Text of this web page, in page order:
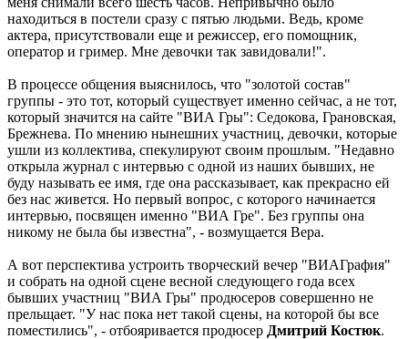
находиться в постели сразу с пятью людьми. Ведь, кроме
актера, присутствовали еще и режиссер, его помощник,
оператор и гример. Мне девочки так завидовали!".
В процессе общения выяснилось, что "золотой состав"
группы - это тот, который существует именно сейчас, а не тот,
который значится на сайте "ВИА Гры": Седокова, Грановская,
Брежнева. По мнению нынешних участниц, девочки, которые
ушли из коллектива, спекулируют своим прошлым. "Недавно
открыла журнал с интервью с одной из наших бывших, не
буду называть ее имя, где она рассказывает, как прекрасно ей
без нас живется. Но первый вопрос, с которого начинается
интервью, посвящен именно "ВИА Гре". Без группы она
никому не была бы известна", - возмущается Вера.
А вот перспектива устроить творческий вечер "ВИАГрафия"
и собрать на одной сцене весной следующего года всех
бывших участниц "ВИА Гры" продюсеров совершенно не
прельщает. "У нас пока нет такой сцены, на которой бы все
поместились", - отбояривается продюсер Дмитрий Костюк.